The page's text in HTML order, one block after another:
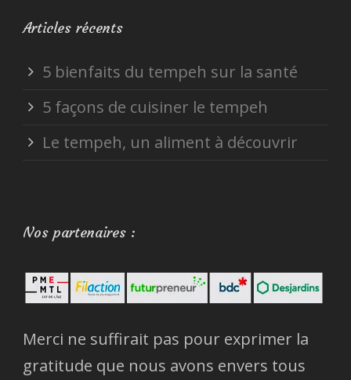
Articles récents
5 bienfaits du tempeh sur la santé
5 façons de cuisiner le tempeh
Le tempeh, un aliment à découvrir
Nos partenaires :
Merci ne suffirait pas pour exprimer la
gratitude que nous avons envers tous